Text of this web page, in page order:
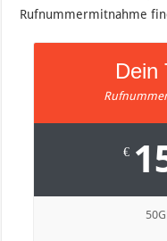
Rufnummermitnahme
Dein
€